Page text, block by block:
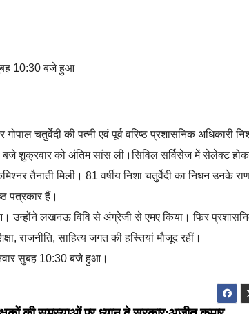
10:30 बजे हुआ
चतुर्वेदी की पत्नी एवं पूर्व वरिष्ठ प्रशासनिक अधिकारी
बजे शुक्रवार को अंतिम सांस ली।सिविल सर्विसेज में सेलेक्ट
तैनाती मिली। 81 वर्षीय निशा चतुर्वेदी का निधन उनके
पत्रकार हैं।
उन्होंने लखनऊ विवि से अंग्रेजी से एमए किया। फिर
राजनीति, साहित्य जगत की हस्तियां मौजूद रहीं।
सुबह 10:30 बजे हुआ।